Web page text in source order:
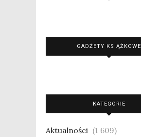
GADŻETY KSIĄŻKOWE
KATEGORIE
Aktualności (1 609)